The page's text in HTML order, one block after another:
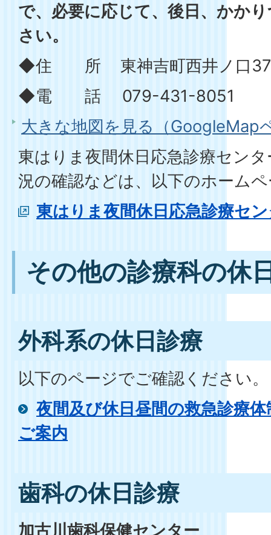
で、必要に応じて、後日、かか
さい。
◆住 所 東神吉町西井ノ口
◆電 話 079-431-8051
大きな地図を見る（GoogleMap
東はりま夜間休日応急診療セン
況の確認などは、以下のホーム
東はりま夜間休日応急診療セ
その他の診療科の休
外科系の休日診療
以下のページでご確認ください。
夜間及び休日昼間の救急診療
ご案内
歯科の休日診療
加古川歯科保健センター